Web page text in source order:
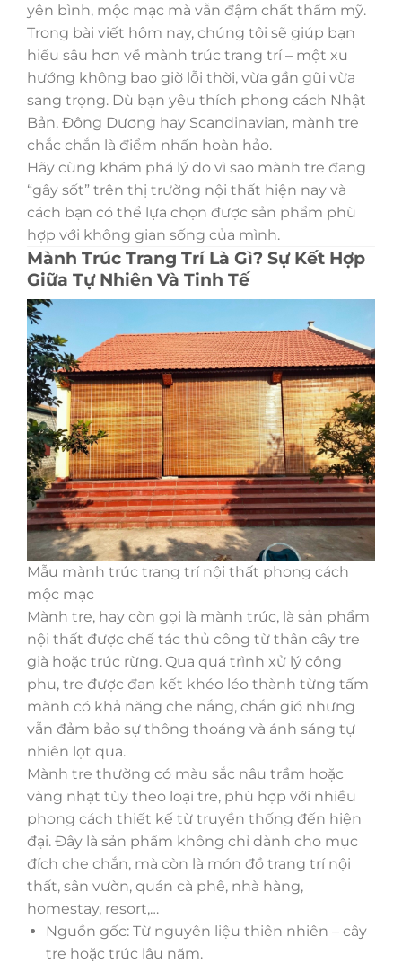
yên bình, mộc mạc mà vẫn đậm chất thẩm mỹ.
Trong bài viết hôm nay, chúng tôi sẽ giúp bạn
hiểu sâu hơn về mành trúc trang trí – một xu
hướng không bao giờ lỗi thời, vừa gần gũi vừa
sang trọng. Dù bạn yêu thích phong cách Nhật
Bản, Đông Dương hay Scandinavian, mành tre
chắc chắn là điểm nhấn hoàn hảo.
Hãy cùng khám phá lý do vì sao mành tre đang
“gây sốt” trên thị trường nội thất hiện nay và
cách bạn có thể lựa chọn được sản phẩm phù
hợp với không gian sống của mình.
Mành Trúc Trang Trí Là Gì? Sự Kết Hợp
Giữa Tự Nhiên Và Tinh Tế
Mẫu mành trúc trang trí nội thất phong cách
mộc mạc
Mành tre, hay còn gọi là mành trúc, là sản phẩm
nội thất được chế tác thủ công từ thân cây tre
già hoặc trúc rừng. Qua quá trình xử lý công
phu, tre được đan kết khéo léo thành từng tấm
mành có khả năng che nắng, chắn gió nhưng
vẫn đảm bảo sự thông thoáng và ánh sáng tự
nhiên lọt qua.
Mành tre thường có màu sắc nâu trầm hoặc
vàng nhạt tùy theo loại tre, phù hợp với nhiều
phong cách thiết kế từ truyền thống đến hiện
đại. Đây là sản phẩm không chỉ dành cho mục
đích che chắn, mà còn là món đồ trang trí nội
thất, sân vườn, quán cà phê, nhà hàng,
homestay, resort,…
Nguồn gốc: Từ nguyên liệu thiên nhiên – cây
tre hoặc trúc lâu năm.